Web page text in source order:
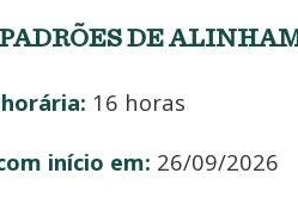
PADRÕES DE
16 horas
início em: 26/09/2026